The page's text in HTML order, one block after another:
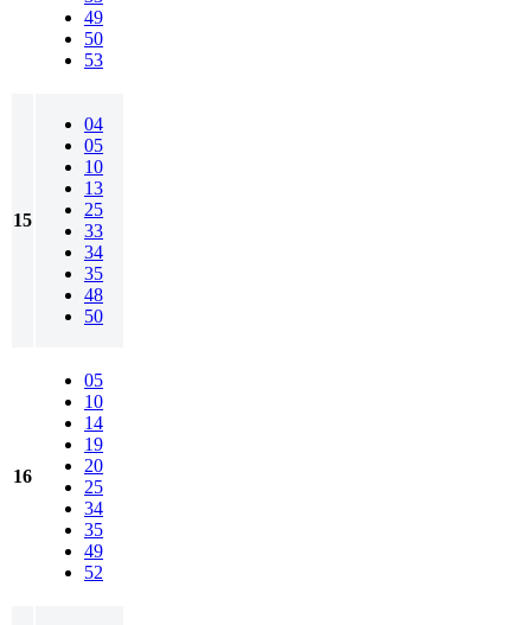
49
50
53
15
04
05
10
13
25
33
34
35
48
50
16
05
10
14
19
20
25
34
35
49
52